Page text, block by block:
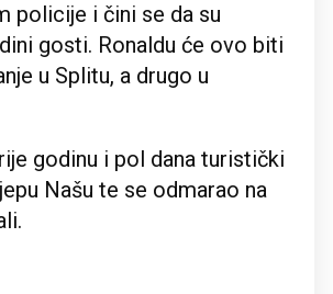
policije i čini se da su
gosti. Ronaldu će ovo biti
u Splitu, a drugo u
godinu i pol dana turistički
Našu te se odmarao na